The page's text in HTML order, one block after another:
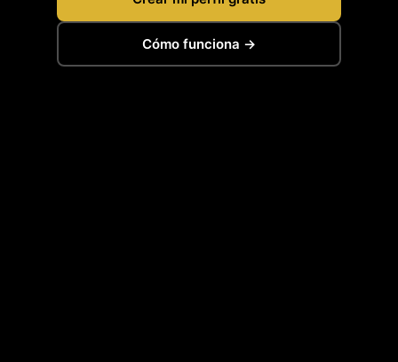
Cómo funciona →